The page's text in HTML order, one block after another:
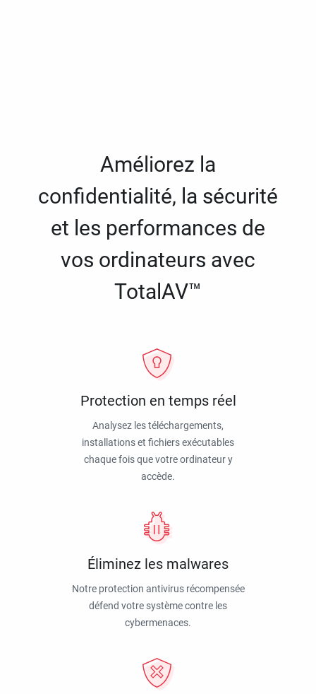
Améliorez la
confidentialité, la sécurité
et les performances de
vos ordinateurs avec
TotalAV™
Protection en temps réel
Analysez les téléchargements,
installations et fichiers exécutables
chaque fois que votre ordinateur y
accède.
Éliminez les malwares
Notre protection antivirus récompensée
défend votre système contre les
cybermenaces.